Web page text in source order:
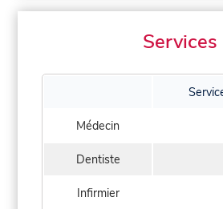
Services
Médecin
Dentiste
Infirmier